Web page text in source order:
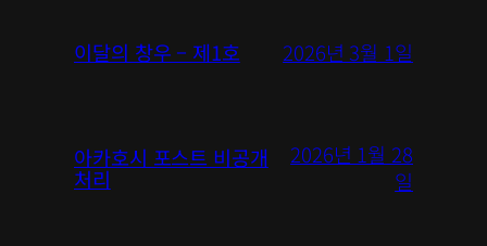
이달의 창우 – 제1호 2026년 3월 1일
아카호시 포스트 비공개
처리
2026년 1월 28
일